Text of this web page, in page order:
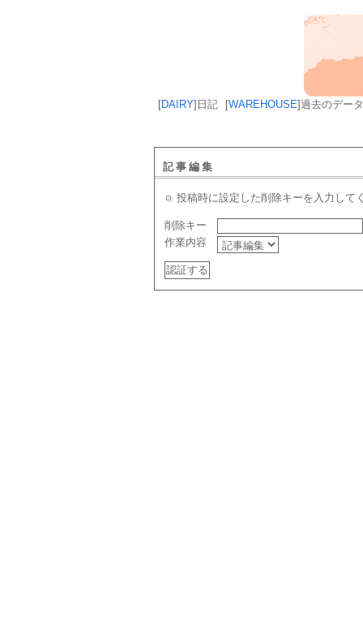
[DAIRY] 日記 [WAREHOUSE]過去のデータ
記事編集
投稿時に設定した削除キーを入力して
削除キー
作業内容